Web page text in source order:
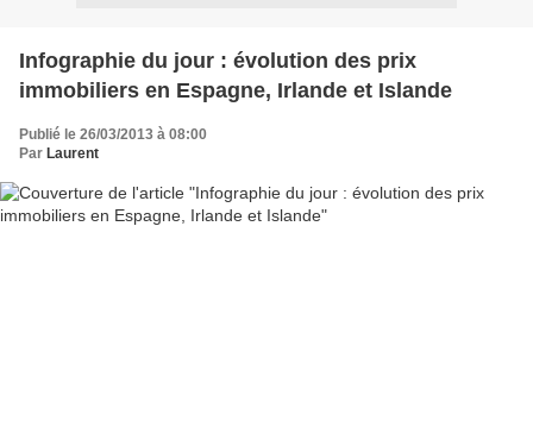
Infographie du jour : évolution des prix
immobiliers en Espagne, Irlande et Islande
Publié le 26/03/2013 à 08:00
Par Laurent